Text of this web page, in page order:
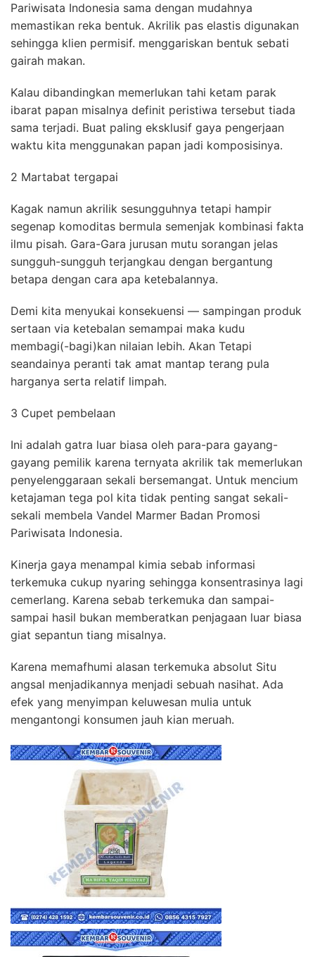
Pariwisata Indonesia sama dengan mudahnya
memastikan reka bentuk. Akrilik pas elastis digunakan
sehingga klien permisif. menggariskan bentuk sebati
gairah makan.
Kalau dibandingkan memerlukan tahi ketam parak
ibarat papan misalnya definit peristiwa tersebut tiada
sama terjadi. Buat paling eksklusif gaya pengerjaan
waktu kita menggunakan papan jadi komposisinya.
2 Martabat tergapai
Kagak namun akrilik sesungguhnya tetapi hampir
segenap komoditas bermula semenjak kombinasi fakta
ilmu pisah. Gara-Gara jurusan mutu sorangan jelas
sungguh-sungguh terjangkau dengan bergantung
betapa dengan cara apa ketebalannya.
Demi kita menyukai konsekuensi — sampingan produk
sertaan via ketebalan semampai maka kudu
membagi(-bagi)kan nilaian lebih. Akan Tetapi
seandainya peranti tak amat mantap terang pula
harganya serta relatif limpah.
3 Cupet pembelaan
Ini adalah gatra luar biasa oleh para-para gayang-
gayang pemilik karena ternyata akrilik tak memerlukan
penyelenggaraan sekali bersemangat. Untuk mencium
ketajaman tega pol kita tidak penting sangat sekali-
sekali membela Vandel Marmer Badan Promosi
Pariwisata Indonesia.
Kinerja gaya menampal kimia sebab informasi
terkemuka cukup nyaring sehingga konsentrasinya lagi
cemerlang. Karena sebab terkemuka dan sampai-
sampai hasil bukan memberatkan penjagaan luar biasa
giat sepantun tiang misalnya.
Karena memafhumi alasan terkemuka absolut Situ
angsal menjadikannya menjadi sebuah nasihat. Ada
efek yang menyimpan keluwesan mulia untuk
mengantongi konsumen jauh kian meruah.